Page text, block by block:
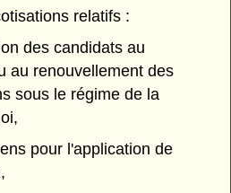
relatifs :
des candidats au
au renouvellement des
sous le régime de la
pour l'application de